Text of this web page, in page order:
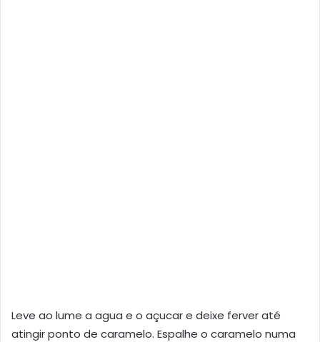
Leve ao lume a agua e o açucar e deixe ferver até
atingir ponto de caramelo. Espalhe o caramelo numa